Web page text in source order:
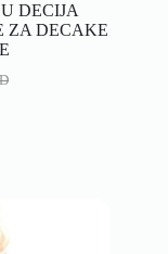
DECIJA
ZA DECAKE